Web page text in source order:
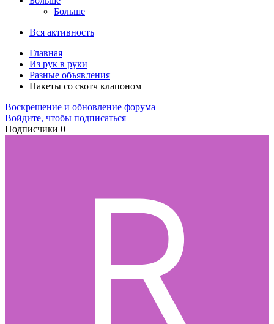
Больше
Вся активность
Главная
Из рук в руки
Разные объявления
Пакеты со скотч клапоном
Воскрешение и обновление форума
Войдите, чтобы подписаться
Подписчики 0